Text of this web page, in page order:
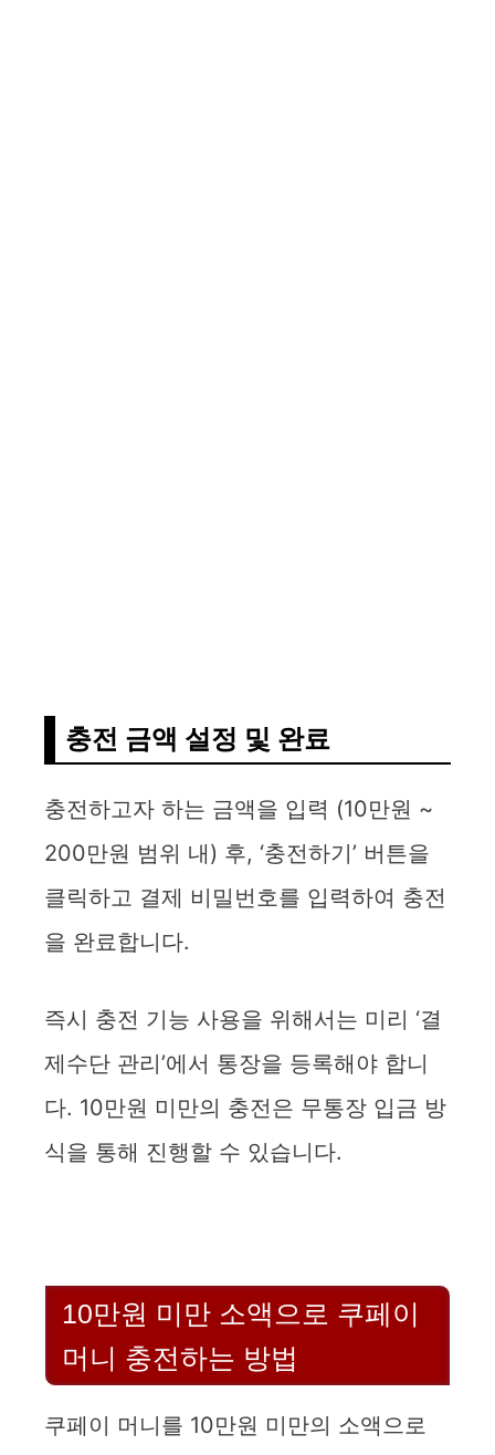
충전 금액 설정 및 완료
충전하고자 하는 금액을 입력 (10만원 ~
200만원 범위 내) 후, ‘충전하기’ 버튼을
클릭하고 결제 비밀번호를 입력하여 충전
을 완료합니다.
즉시 충전 기능 사용을 위해서는 미리 ‘결
제수단 관리’에서 통장을 등록해야 합니
다. 10만원 미만의 충전은 무통장 입금 방
식을 통해 진행할 수 있습니다.
10만원 미만 소액으로 쿠페이
머니 충전하는 방법
쿠페이 머니를 10만원 미만의 소액으로